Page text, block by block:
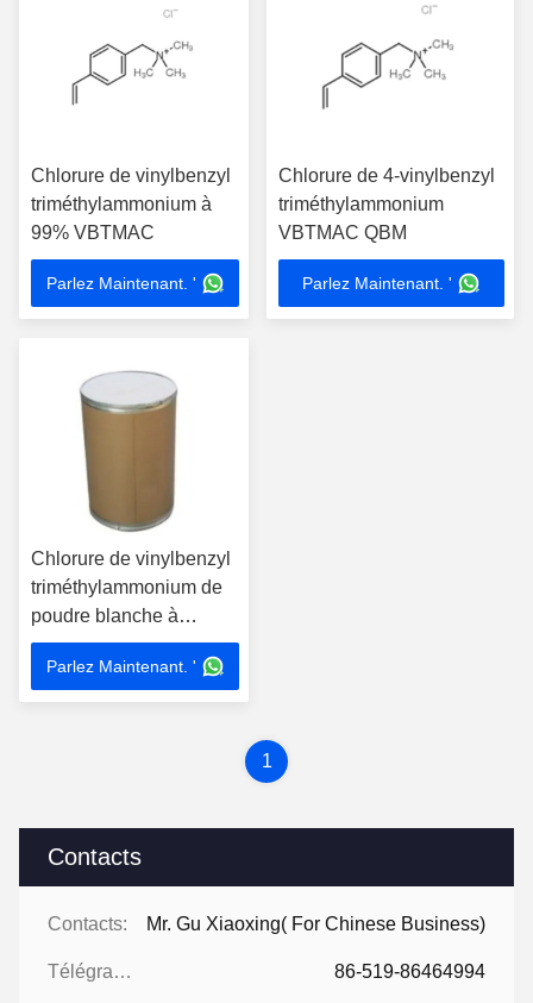
Contacts
Contacts: Mr. Gu Xiaoxing( For Chinese Business)
Télégramme: 86-519-86464994
Chlorure de vinylbenzyl
triméthylammonium à
99% VBTMAC
Parlez Maintenant. '
Chlorure de 4-vinylbenzyl
triméthylammonium
VBTMAC QBM
Parlez Maintenant. '
Chlorure de vinylbenzyl
triméthylammonium de
poudre blanche à
écoulement libre
Parlez Maintenant. '
1